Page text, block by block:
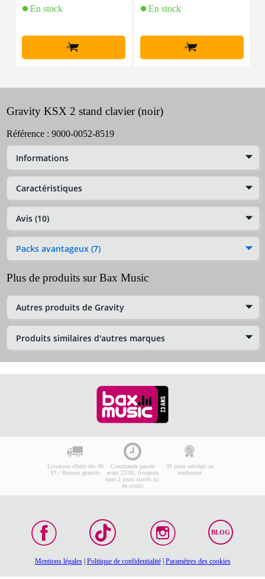
En stock
+
En stock
+
Gravity KSX 2 stand clavier (noir)
Référence : 9000-0052-8519
Informations
Caractéristiques
Avis (10)
Packs avantageux (7)
Plus de produits sur Bax Music
Autres produits de Gravity
Produits similaires d'autres marques
Livraison offerte dès 99
€* / Retours gratuits
Commande passée
avant 23:00, livraison
sous 2 jours ouvrés (si
en stock)
30 jours satisfait ou
remboursé
BLOG
Mentions légales| Politique de confidentialité| Paramètres des cookies